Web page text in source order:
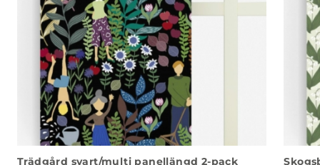
Trädgård svart/multi panellängd 2-pack